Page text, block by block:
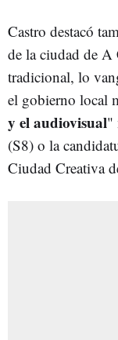
Castro destacó
de la ciudad de A
tradicional, lo
el gobierno local
y el audiovisual"
(S8) o la
Ciudad Creativa